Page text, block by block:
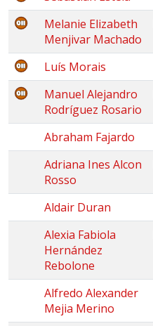
Melanie Elizabeth
Menjivar Machado
Luís Morais
Manuel Alejandro
Rodríguez Rosario
Abraham Fajardo
Adriana Ines Alcon
Rosso
Aldair Duran
Alexia Fabiola
Hernández
Rebolone
Alfredo Alexander
Mejia Merino